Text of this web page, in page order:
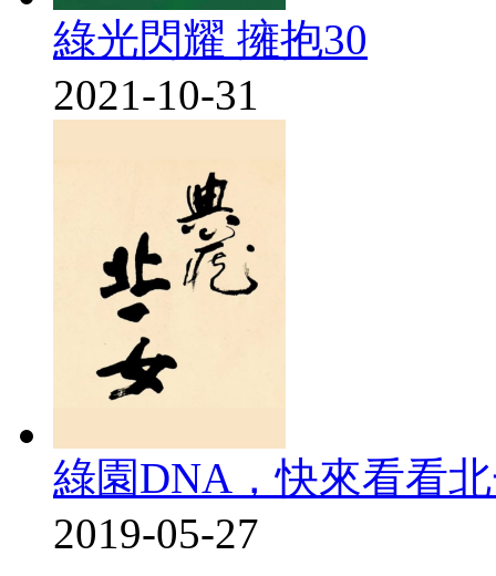
綠光閃耀 擁抱30
2021-10-31
綠園DNA，快來看看
2019-05-27